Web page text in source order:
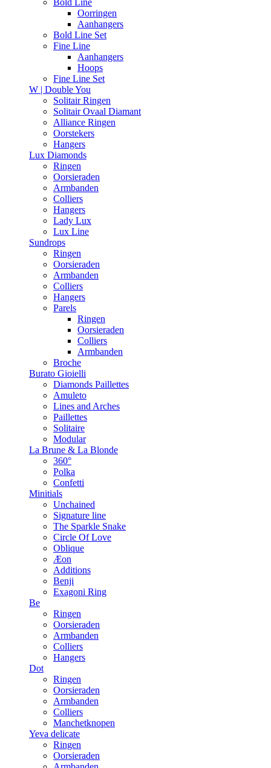
Bold Line
Oorringen
Aanhangers
Bold Line Set
Fine Line
Aanhangers
Hoops
Fine Line Set
W | Double You
Solitair Ringen
Solitair Ovaal Diamant
Alliance Ringen
Oorstekers
Hangers
Lux Diamonds
Ringen
Oorsieraden
Armbanden
Colliers
Hangers
Lady Lux
Lux Line
Sundrops
Ringen
Oorsieraden
Armbanden
Colliers
Hangers
Parels
Ringen
Oorsieraden
Colliers
Armbanden
Broche
Burato Gioielli
Diamonds Paillettes
Amuleto
Lines and Arches
Paillettes
Solitaire
Modular
La Brune & La Blonde
360°
Polka
Confetti
Minitials
Unchained
Signature line
The Sparkle Snake
Circle Of Love
Oblique
Æon
Additions
Benji
Exagoni Ring
Be
Ringen
Oorsieraden
Armbanden
Colliers
Hangers
Dot
Ringen
Oorsieraden
Armbanden
Colliers
Manchetknopen
Yeva delicate
Ringen
Oorsieraden